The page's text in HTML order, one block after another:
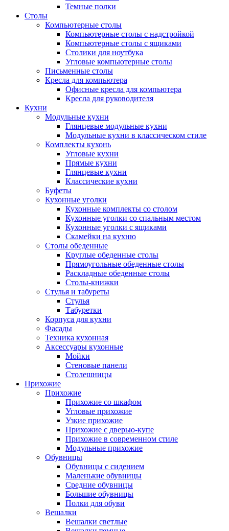
Темные полки
Столы
Компьютерные столы
Компьютерные столы с надстройкой
Компьютерные столы с ящиками
Столики для ноутбука
Угловые компьютерные столы
Письменные столы
Кресла для компьютера
Офисные кресла для компьютера
Кресла для руководителя
Кухни
Модульные кухни
Глянцевые модульные кухни
Модульные кухни в классическом стиле
Комплекты кухонь
Угловые кухни
Прямые кухни
Глянцевые кухни
Классические кухни
Буфеты
Кухонные уголки
Кухонные комплекты со столом
Кухонные уголки со спальным местом
Кухонные уголки с ящиками
Скамейки на кухню
Столы обеденные
Круглые обеденные столы
Прямоугольные обеденные столы
Раскладные обеденные столы
Столы-книжки
Стулья и табуреты
Стулья
Табуретки
Корпуса для кухни
Фасады
Техника кухонная
Аксессуары кухонные
Мойки
Стеновые панели
Столешницы
Прихожие
Прихожие
Прихожие со шкафом
Угловые прихожие
Узкие прихожие
Прихожие с дверью-купе
Прихожие в современном стиле
Модульные прихожие
Обувницы
Обувницы с сидением
Маленькие обувницы
Средние обувницы
Большие обувницы
Полки для обуви
Вешалки
Вешалки светлые